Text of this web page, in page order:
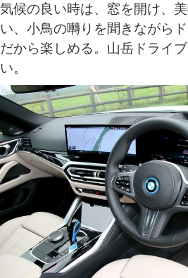
気候の良い時は、窓を開け、
い、小鳥の囀りを聞きながら
だから楽しめる。山岳ドライ
い。